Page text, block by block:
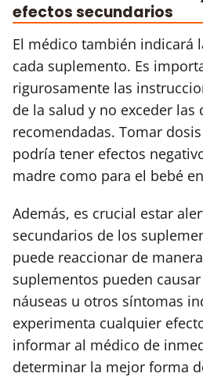
efectos secundarios
El médico también indicará
cada suplemento. Es
rigurosamente las
de la salud y no exceder las
recomendadas. Tomar
podría tener efectos
madre como para el bebé
Además, es crucial estar
secundarios de los
puede reaccionar de
suplementos pueden
náuseas u otros síntomas
experimenta cualquier
informar al médico de
determinar la mejor forma